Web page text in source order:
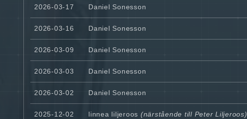
2026-03-17 Daniel Sonesson
2026-03-16 Daniel Sonesson
2026-03-09 Daniel Sonesson
2026-03-03 Daniel Sonesson
2026-03-02 Daniel Sonesson
2025-12-02 linnea liljeroos (närstående till Peter Liljeroos)